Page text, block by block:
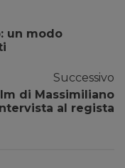
un modo
Successivo
di Massimiliano
al regista